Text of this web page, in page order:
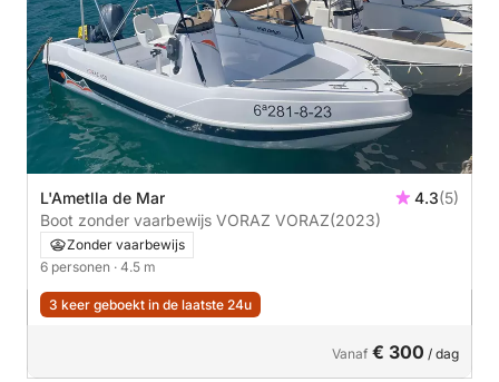
L'Ametlla de Mar 4.3(5)
Boot zonder vaarbewijs VORAZ VORAZ(2023)
Zonder vaarbewijs
6 personen · 4.5 m
3 keer geboekt in de laatste 24u
Vanaf € 300 / dag